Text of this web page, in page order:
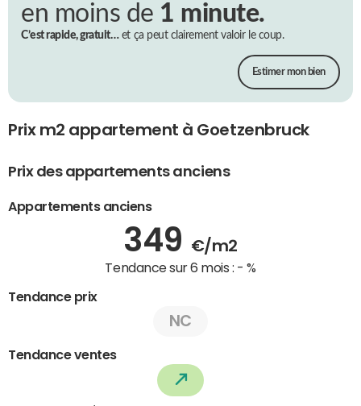
en moins de 1 minute.
C’est rapide, gratuit…et ça peut clairement valoir le coup.
Estimer mon bien
Prix m2 appartement à Goetzenbruck
Prix des appartements anciens
Appartements anciens
349 €/m2
Tendance sur 6 mois : - %
Tendance prix
NC
Tendance ventes